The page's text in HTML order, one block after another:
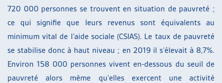
720 000 personnes se trouvent en situation de pauvreté ;
ce qui signifie que leurs revenus sont équivalents au
minimum vital de l’aide sociale (CSIAS). Le taux de pauvreté
se stabilise donc à haut niveau ; en 2019 il s’élevait à 8,7%.
Environ 158 000 personnes vivent en-dessous du seuil de
pauvreté alors même qu’elles exercent une activité